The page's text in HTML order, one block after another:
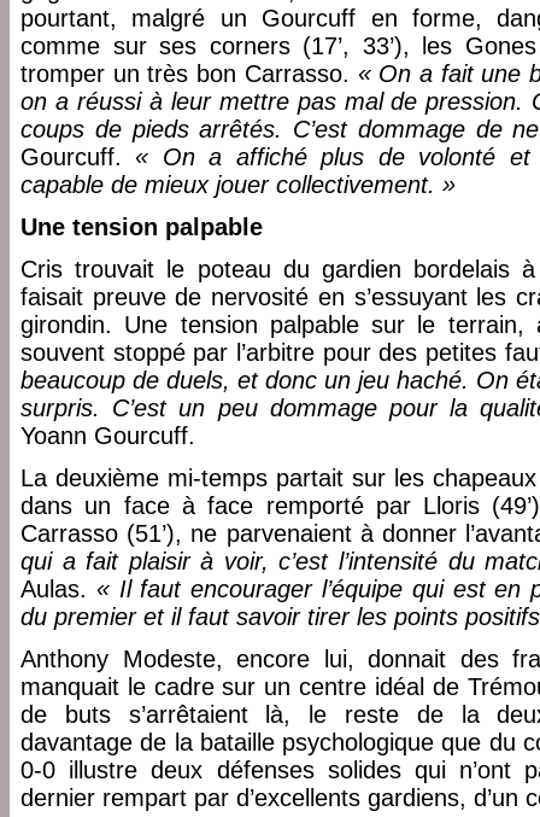
pourtant, malgré un Gourcuff en forme,
comme sur ses corners (17’, 33’), les
tromper un très bon Carrasso. « On a fait une
on a réussi à leur mettre pas mal de pression.
coups de pieds arrêtés. C’est dommage de
Gourcuff.« On a affiché plus de volonté
capable de mieux jouer collectivement. »
Une tension palpable
Cris trouvait le poteau du gardien bordelais
faisait preuve de nervosité en s’essuyant les
girondin. Une tension palpable sur le terrain,
souvent stoppé par l’arbitre pour des petites
beaucoup de duels, et donc un jeu haché. On
surpris. C’est un peu dommage pour la
Yoann Gourcuff.
La deuxième mi-temps partait sur les
dans un face à face remporté par Lloris
Carrasso (51’), ne parvenaient à donner
qui a fait plaisir à voir, c’est l’intensité du
Aulas. « Il faut encourager l’équipe qui est en
du premier et il faut savoir tirer les points
Anthony Modeste, encore lui, donnait des
manquait le cadre sur un centre idéal de
de buts s’arrêtaient là, le reste de la
davantage de la bataille psychologique que du
0-0 illustre deux défenses solides qui n’ont
dernier rempart par d’excellents gardiens, d’un